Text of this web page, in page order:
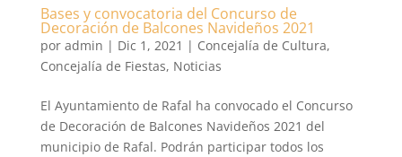
Bases y convocatoria del Concurso de
Decoración de Balcones Navideños 2021
por admin | Dic 1, 2021 | Concejalía de Cultura,
Concejalía de Fiestas, Noticias
El Ayuntamiento de Rafal ha convocado el Concurso
de Decoración de Balcones Navideños 2021 del
municipio de Rafal. Podrán participar todos los